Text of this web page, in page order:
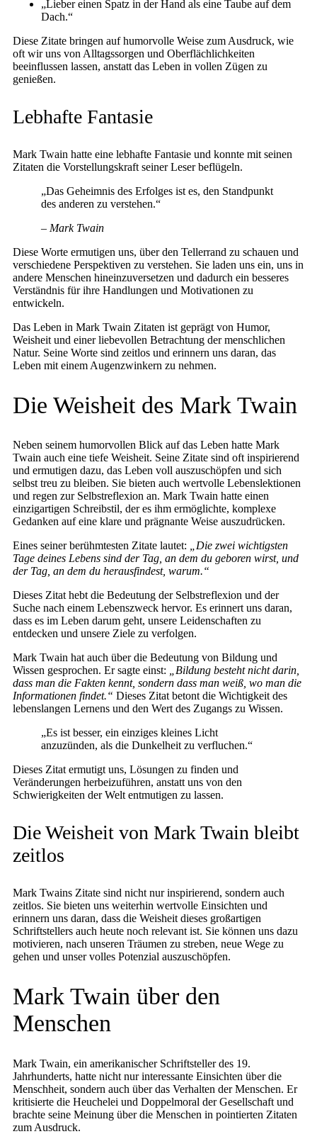
„Lieber einen Spatz in der Hand als eine Taube auf dem
Dach.“
Diese Zitate bringen auf humorvolle Weise zum Ausdruck, wie
oft wir uns von Alltagssorgen und Oberflächlichkeiten
beeinflussen lassen, anstatt das Leben in vollen Zügen zu
genießen.
Lebhafte Fantasie
Mark Twain hatte eine lebhafte Fantasie und konnte mit seinen
Zitaten die Vorstellungskraft seiner Leser beflügeln.
„Das Geheimnis des Erfolges ist es, den Standpunkt
des anderen zu verstehen.“
– Mark Twain
Diese Worte ermutigen uns, über den Tellerrand zu schauen und
verschiedene Perspektiven zu verstehen. Sie laden uns ein, uns in
andere Menschen hineinzuversetzen und dadurch ein besseres
Verständnis für ihre Handlungen und Motivationen zu
entwickeln.
Das Leben in Mark Twain Zitaten ist geprägt von Humor,
Weisheit und einer liebevollen Betrachtung der menschlichen
Natur. Seine Worte sind zeitlos und erinnern uns daran, das
Leben mit einem Augenzwinkern zu nehmen.
Die Weisheit des Mark Twain
Neben seinem humorvollen Blick auf das Leben hatte Mark
Twain auch eine tiefe Weisheit. Seine Zitate sind oft inspirierend
und ermutigen dazu, das Leben voll auszuschöpfen und sich
selbst treu zu bleiben. Sie bieten auch wertvolle Lebenslektionen
und regen zur Selbstreflexion an. Mark Twain hatte einen
einzigartigen Schreibstil, der es ihm ermöglichte, komplexe
Gedanken auf eine klare und prägnante Weise auszudrücken.
Eines seiner berühmtesten Zitate lautet:
„Die zwei wichtigsten
Tage deines Lebens sind der Tag, an dem du geboren wirst, und
der Tag, an dem du herausfindest, warum.“
Dieses Zitat hebt die Bedeutung der Selbstreflexion und der
Suche nach einem Lebenszweck hervor. Es erinnert uns daran,
dass es im Leben darum geht, unsere Leidenschaften zu
entdecken und unsere Ziele zu verfolgen.
Mark Twain hat auch über die Bedeutung von Bildung und
Wissen gesprochen. Er sagte einst:
„Bildung besteht nicht darin,
dass man die Fakten kennt, sondern dass man weiß, wo man die
Informationen findet.“ Dieses Zitat betont die Wichtigkeit des
lebenslangen Lernens und den Wert des Zugangs zu Wissen.
„Es ist besser, ein einziges kleines Licht
anzuzünden, als die Dunkelheit zu verfluchen.“
Dieses Zitat ermutigt uns, Lösungen zu finden und
Veränderungen herbeizuführen, anstatt uns von den
Schwierigkeiten der Welt entmutigen zu lassen.
Die Weisheit von Mark Twain bleibt
zeitlos
Mark Twains Zitate sind nicht nur inspirierend, sondern auch
zeitlos. Sie bieten uns weiterhin wertvolle Einsichten und
erinnern uns daran, dass die Weisheit dieses großartigen
Schriftstellers auch heute noch relevant ist. Sie können uns dazu
motivieren, nach unseren Träumen zu streben, neue Wege zu
gehen und unser volles Potenzial auszuschöpfen.
Mark Twain über den
Menschen
Mark Twain, ein amerikanischer Schriftsteller des 19.
Jahrhunderts, hatte nicht nur interessante Einsichten über die
Menschheit, sondern auch über das Verhalten der Menschen. Er
kritisierte die Heuchelei und Doppelmoral der Gesellschaft und
brachte seine Meinung über die Menschen in pointierten Zitaten
zum Ausdruck.